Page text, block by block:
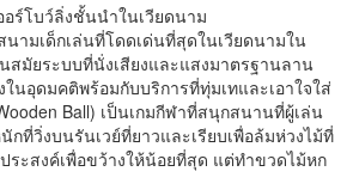
อร์โบว์ลิ่งชั้นนําในเวียดนาม
ามเด็กเล่นที่โดดเด่นที่สุดในเวียดนามใน
มัยระบบที่นั่งเสียงและแสงมาตรฐานลาน
นอุดมคติพร้อมกับบริการที่ทุ่มเทและเอาใจใส่
Ball) เป็นเกมกีฬาที่สนุกสนานที่ผู้เล่น
ที่วิ่งบนรันเวย์ที่ยาวและเรียบเพื่อล้มห่วงไม้ที่
ะสงค์เพื่อขว้างให้น้อยที่สุด แต่ทําขวดไม้หก